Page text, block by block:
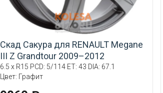
Скад Сакура для RENAULT Megane
III Z Grandtour 2009–2012
6.5 x R15 PCD: 5/114 ET: 43 DIA: 67.1
Цвет: Графит